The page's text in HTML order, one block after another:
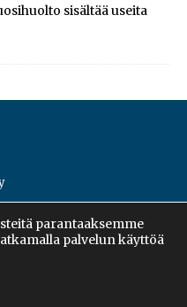
sisältää useita
parantaaksemme
palvelun käyttöä